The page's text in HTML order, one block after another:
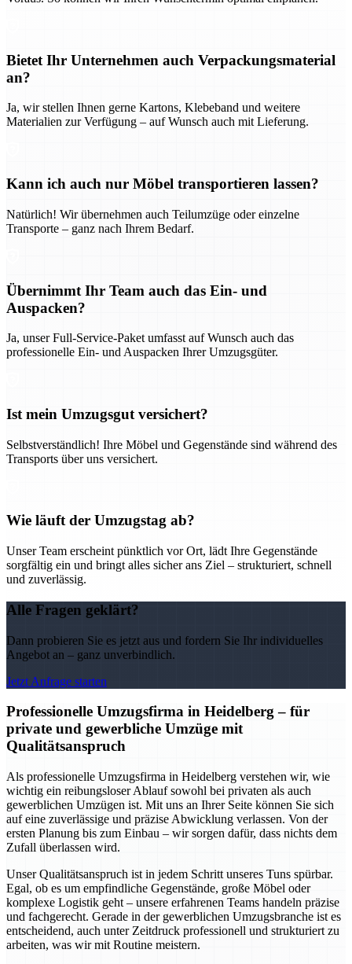
Bietet Ihr Unternehmen auch Verpackungsmaterial
an?
Ja, wir stellen Ihnen gerne Kartons, Klebeband und weitere
Materialien zur Verfügung – auf Wunsch auch mit Lieferung.
Kann ich auch nur Möbel transportieren lassen?
Natürlich! Wir übernehmen auch Teilumzüge oder einzelne
Transporte – ganz nach Ihrem Bedarf.
Übernimmt Ihr Team auch das Ein- und
Auspacken?
Ja, unser Full-Service-Paket umfasst auf Wunsch auch das
professionelle Ein- und Auspacken Ihrer Umzugsgüter.
Ist mein Umzugsgut versichert?
Selbstverständlich! Ihre Möbel und Gegenstände sind während des
Transports über uns versichert.
Wie läuft der Umzugstag ab?
Unser Team erscheint pünktlich vor Ort, lädt Ihre Gegenstände
sorgfältig ein und bringt alles sicher ans Ziel – strukturiert, schnell
und zuverlässig.
Alle Fragen geklärt?
Dann probieren Sie es jetzt aus und fordern Sie Ihr individuelles
Angebot an – ganz unverbindlich.
Jetzt Anfrage starten
Professionelle Umzugsfirma in Heidelberg – für
private und gewerbliche Umzüge mit
Qualitätsanspruch
Als professionelle Umzugsfirma in Heidelberg verstehen wir, wie
wichtig ein reibungsloser Ablauf sowohl bei privaten als auch
gewerblichen Umzügen ist. Mit uns an Ihrer Seite können Sie sich
auf eine zuverlässige und präzise Abwicklung verlassen. Von der
ersten Planung bis zum Einbau – wir sorgen dafür, dass nichts dem
Zufall überlassen wird.
Unser Qualitätsanspruch ist in jedem Schritt unseres Tuns spürbar.
Egal, ob es um empfindliche Gegenstände, große Möbel oder
komplexe Logistik geht – unsere erfahrenen Teams handeln präzise
und fachgerecht. Gerade in der gewerblichen Umzugsbranche ist es
entscheidend, auch unter Zeitdruck professionell und strukturiert zu
arbeiten, was wir mit Routine meistern.